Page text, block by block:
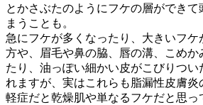
とかさぶたのようにフケの層ができて
まうことも。
急にフケが多くなったり、大きいフケ
方や、眉毛や鼻の脇、唇の溝、こめか
たり、油っぽい細かい皮がこびりつい
れますが、実はこれらも脂漏性皮膚炎
軽症だと乾燥肌や単なるフケだと思っ